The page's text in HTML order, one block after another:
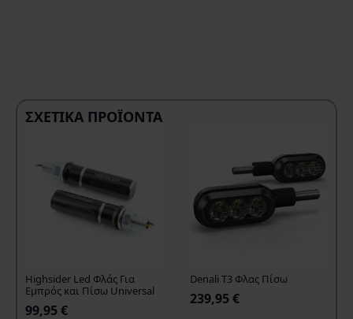
ΣΧΕΤΙΚΆ ΠΡΟΪΌΝΤΑ
Highsider Led Φλάς Για
Εμπρός και Πίσω Universal
99,95 €
Denali T3 Φλας Πίσω
239,95 €